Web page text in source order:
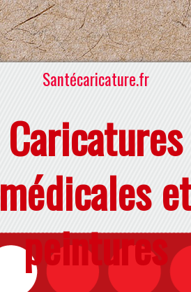
Santécaricature.fr
Caricatures
médicales
peintures